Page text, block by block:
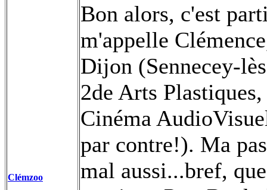
Clémzoo
Bon alors, c'est
m'appelle
Dijon (Sennecey-
2de Arts
Cinéma
par contre!). Ma
mal aussi...bref,